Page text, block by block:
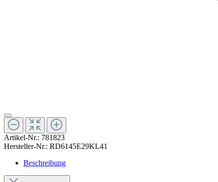
Artikel-Nr.: 781823
Hersteller-Nr.: RD6145E29KL41
Beschreibung